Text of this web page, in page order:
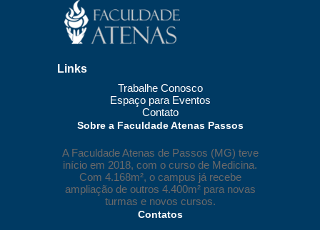
Links
Trabalhe Conosco
Espaço para Eventos
Contato
Sobre a Faculdade Atenas Passos
A Faculdade Atenas de Passos (MG) teve
início em 2018, com o curso de Medicina.
Com 4.168m², o campus já recebe
ampliação de outros 4.400m² para novas
turmas e novos cursos.
Contatos